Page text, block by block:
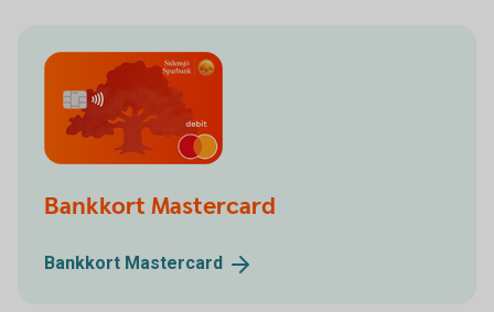
Bankkort Mastercard
Bankkort Mastercard